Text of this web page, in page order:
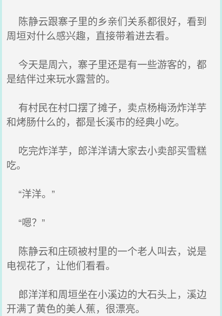
陈静云跟寨子里的乡亲们关系都很好，看到
周垣对什么感兴趣，直接带着进去看。
今天是周六，寨子里还是有一些游客的，都
是结伴过来玩水露营的。
有村民在村口摆了摊子，卖点杨梅汤炸洋芋
和烤肠什么的，都是长溪市的经典小吃。
吃完炸洋芋，郎洋洋请大家去小卖部买雪糕
吃。
“洋洋。”
“嗯？”
陈静云和庄硕被村里的一个老人叫去，说是
电视花了，让他们看看。
郎洋洋和周垣坐在小溪边的大石头上，溪边
开满了黄色的美人蕉，很漂亮。